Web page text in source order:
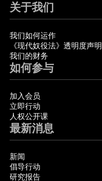
关于我们
我们如何运作
《现代奴役法》透明度声明
我们的财务
如何参与
加入会员
立即行动
人权公开课
最新消息
新闻
倡导行动
研究报告